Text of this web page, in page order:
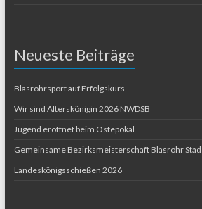
Neueste Beiträge
Blasrohrsport auf Erfolgskurs
Wir sind Alterskönigin 2026 NWDSB
Jugend eröffnet beim Ostepokal
Gemeinsame Bezirksmeisterschaft Blasrohr
Landeskönigsschießen 2026